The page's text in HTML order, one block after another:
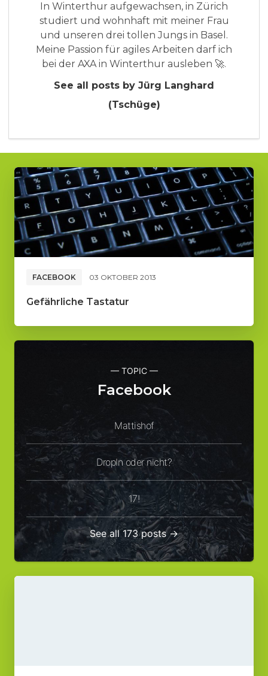
In Winterthur aufgewachsen, in Zürich
studiert und wohnhaft mit meiner Frau
und unseren drei tollen Jungs in Basel.
Meine Passion für agiles Arbeiten darf ich
bei der AXA in Winterthur ausleben 🚀.
See all posts by Jürg Langhard
(Tschüge)
FACEBOOK 03 OKTOBER 2013
Gefährliche Tastatur
— TOPIC —
Facebook
Mattishof
DropIn oder nicht?
17!
See all 173 posts →